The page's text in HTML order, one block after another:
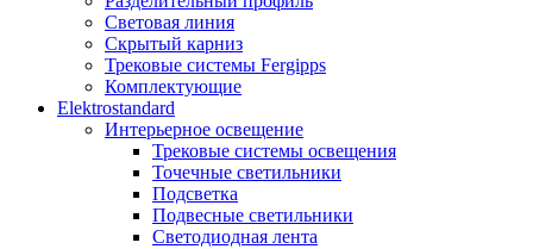
Световая линия
Скрытый карниз
Трековые системы Fergipps
Комплектующие
Elektrostandard
Интерьерное освещение
Трековые системы освещения
Точечные светильники
Подсветка
Подвесные светильники
Светодиодная лента